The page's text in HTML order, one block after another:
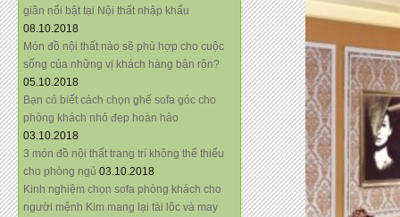
giãn nổi bật tại Nội thất nhập khẩu
08.10.2018
Món đồ nội thất nào sẽ phù hợp cho cuộc
sống của những vị khách hàng bận rộn?
05.10.2018
Bạn có biết cách chọn ghế sofa góc cho
phòng khách nhỏ đẹp hoàn hảo
03.10.2018
3 món đồ nội thất trang trí không thể thiếu
cho phòng ngủ 03.10.2018
Kinh nghiệm chọn sofa phòng khách cho
người mệnh Kim mang lại tài lộc và may